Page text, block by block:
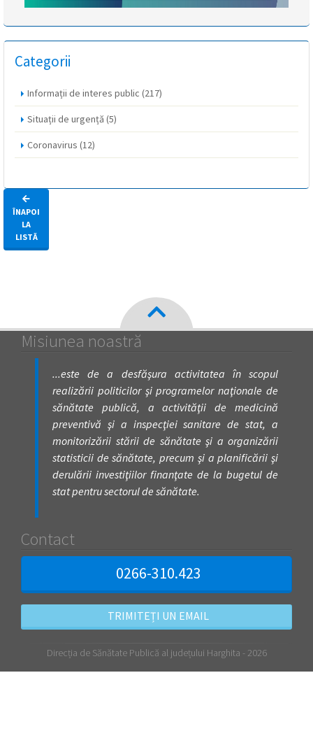
Categorii
Informații de interes public (217)
Situații de urgență (5)
Coronavirus (12)
ÎNAPOI
LA
LISTĂ
Misiunea noastră
...este de a desfăşura activitatea în scopul
realizării politicilor şi programelor naţionale de
sănătate publică, a activităţii de medicină
preventivă şi a inspecţiei sanitare de stat, a
monitorizării stării de sănătate şi a organizării
statisticii de sănătate, precum şi a planificării şi
derulării investiţiilor finanţate de la bugetul de
stat pentru sectorul de sănătate.
Contact
0266-310.423
TRIMITEȚI UN EMAIL
Direcția de Sănătate Publică al județului Harghita - 2026